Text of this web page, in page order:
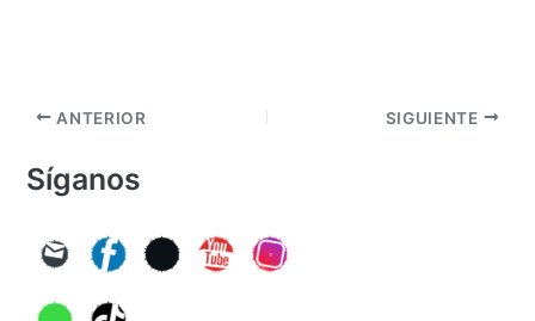
ANTERIOR SIGUIENTE
Síganos